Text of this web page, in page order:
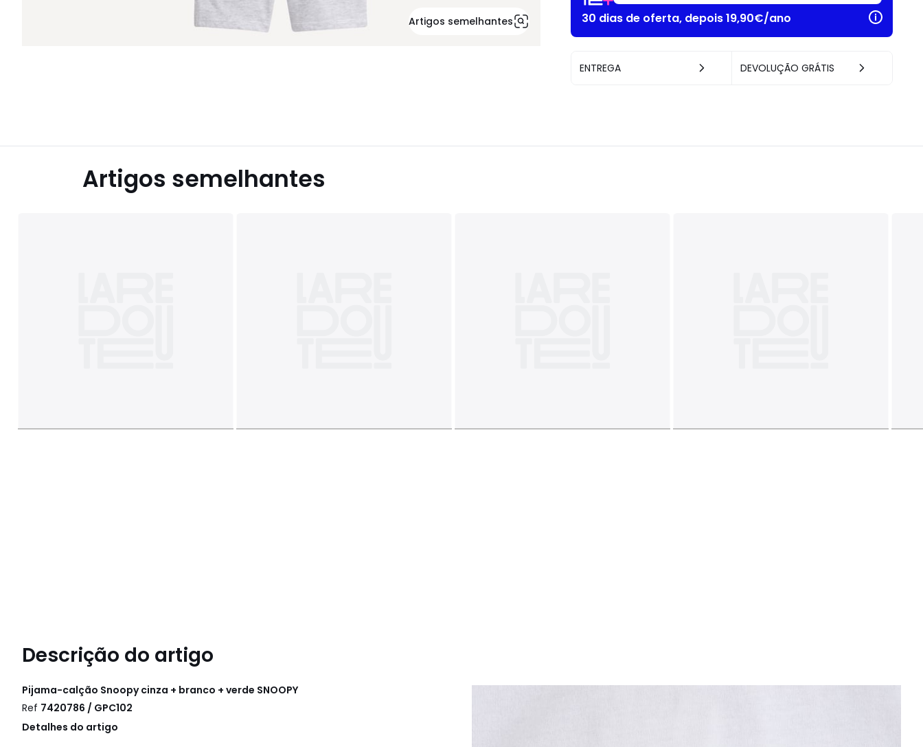
Artigos semelhantes
30 dias de oferta, depois 19,90€/ano
ENTREGA DEVOLUÇÃO GRÁTIS
Artigos semelhantes
Descrição do artigo
Pijama-calção Snoopy cinza + branco + verde SNOOPY
Ref 7420786 / GPC102
Detalhes do artigo